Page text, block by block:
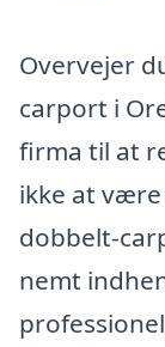
Overvejer
carport i
firma til at
ikke at
dobbelt-
nemt